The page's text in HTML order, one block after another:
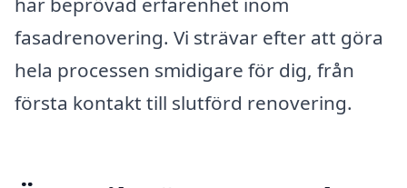
fasadrenovering. Vi strävar efter att göra
hela processen smidigare för dig, från
första kontakt till slutförd renovering.